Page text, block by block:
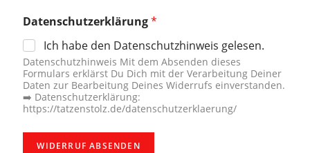
a
t
u
m
Datenschutzerklärung*
Ich habe den Datenschutzhinweis gelesen.
Datenschutzhinweis Mit dem Absenden dieses
Formulars erklärst Du Dich mit der Verarbeitung Deiner
Daten zur Bearbeitung Deines Widerrufs einverstanden.
➡️ Datenschutzerklärung:
https://tatzenstolz.de/datenschutzerklaerung/
WIDERRUF ABSENDEN